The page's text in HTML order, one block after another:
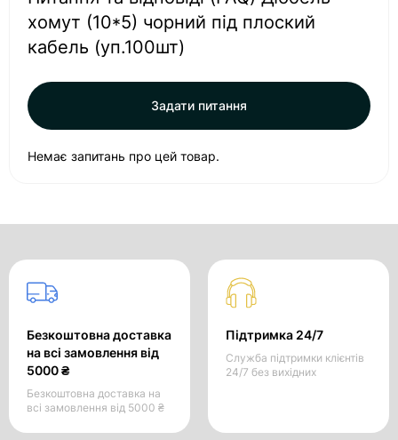
хомут (10*5) чорний під плоский
кабель (уп.100шт)
Задати питання
Немає запитань про цей товар.
Безкоштовна доставка
на всі замовлення від
5000 ₴
Безкоштовна доставка на
всі замовлення від 5000 ₴
Підтримка 24/7
Служба підтримки клієнтів
24/7 без вихідних